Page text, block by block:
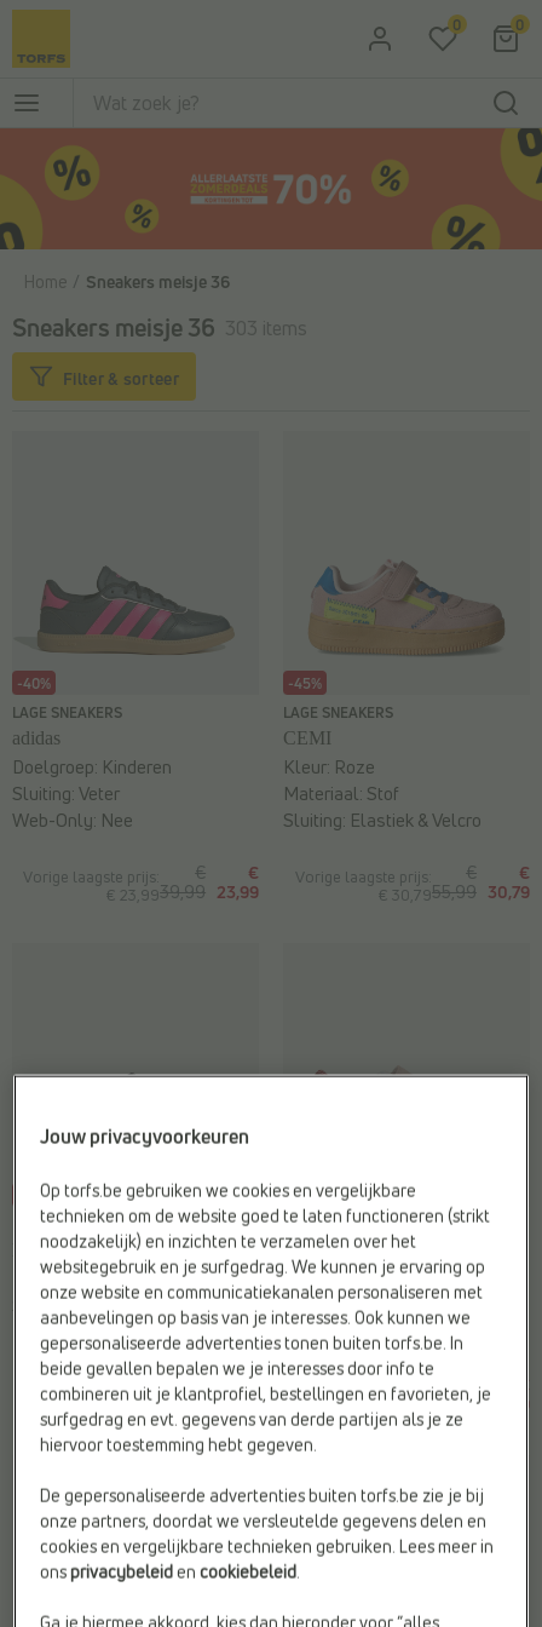
Ga naar de hoofdinhoud 0 0
Home Sneakers meisje 36
Sneakers meisje 36 303 items
Filter & sorteer
-40%
LAGE SNEAKERS
adidas
Vorige laagste prijs:
€ 23,99
€
39,99
€
23,99
Doelgroep: Kinderen
Sluiting:Veter
Web-Only: Nee
-45%
LAGE SNEAKERS
CEMI
Vorige laagste prijs:
€ 30,79
€
55,99
€
30,79
Kleur: Roze
Materiaal: Stof
Sluiting: Elastiek & Velcro
-40%
LAGE SNEAKERS
Milo & Mila
Vorige laagste prijs:
€ 29,9949,99
€
29,99
Materiaal:Stof
Sluiting: Elastiek & Velcro
Type2:Sneakers
-45%
LAGE SNEAKERS
CEMI
Vorige laagste prijs:
€ 27,4949,99
Doelgroep:Kinderen
Materiaal:Stof
Merk:CEMI
Jouw privacyvoorkeuren
Op torfs.be gebruiken we cookies en vergelijkbare
technieken om de website goed te laten functioneren (strikt
noodzakelijk) en inzichten te verzamelen over het
websitegebruik en je surfgedrag. We kunnen je ervaring op
onze website en communicatiekanalen personaliseren met
aanbevelingen op basis van je interesses. Ook kunnen we
gepersonaliseerde advertenties tonen buiten torfs.be. In
beide gevallen bepalen we je interesses door info te
combineren uit je klantprofiel, bestellingen en favorieten, je
surfgedrag en evt. gegevens van derde partijen als je ze
hiervoor toestemming hebt gegeven.
De gepersonaliseerde advertenties buiten torfs.be zie je bij
onze partners, doordat we versleutelde gegevens delen en
cookies en vergelijkbare technieken gebruiken. Lees meer in
onsprivacybeleidencookiebeleid.
Ga je hiermee akkoord, kies dan hieronder voor “alles